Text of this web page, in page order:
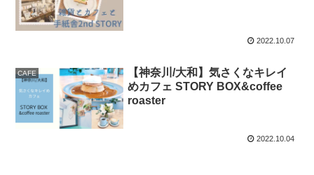
2022.10.07
CAFE
【神奈川/大和】気さくなキレイ
めカフェ STORY BOX&coffee
roaster
2022.10.04